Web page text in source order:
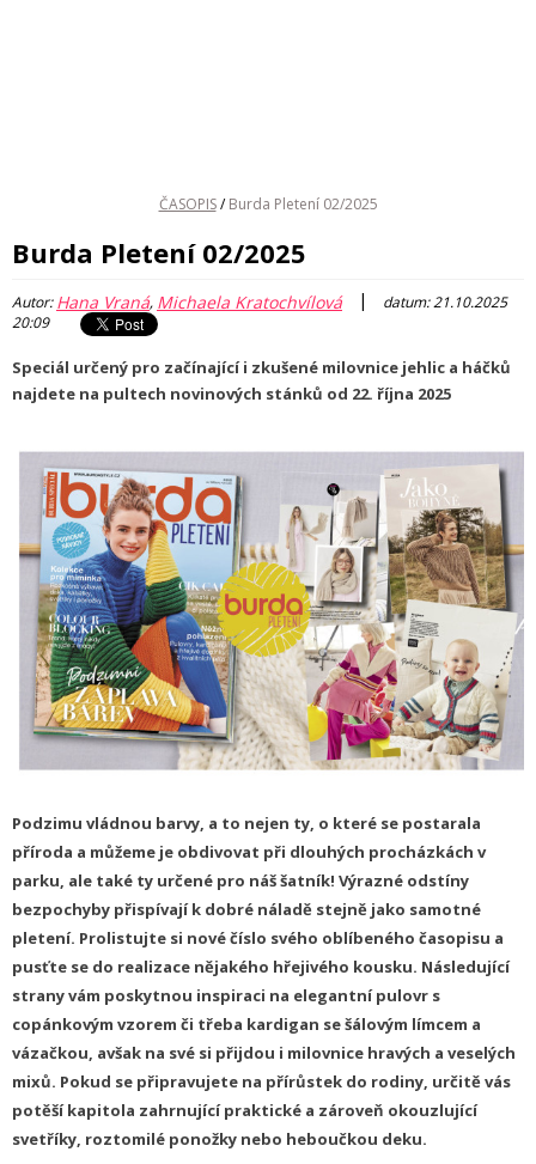
ČASOPIS / Burda Pletení 02/2025
Burda Pletení 02/2025
Autor:Hana Vraná, Michaela Kratochvílová |
datum: 21.10.2025
20:09
Speciál určený pro začínající i zkušené milovnice jehlic a háčků
najdete na pultech novinových stánků od 22. října 2025
Podzimu vládnou barvy, a to nejen ty, o které se postarala
příroda a můžeme je obdivovat při dlouhých procházkách v
parku, ale také ty určené pro náš šatník! Výrazné odstíny
bezpochyby přispívají k dobré náladě stejně jako samotné
pletení. Prolistujte si nové číslo svého oblíbeného časopisu a
pusťte se do realizace nějakého hřejivého kousku. Následující
strany vám poskytnou inspiraci na elegantní pulovr s
copánkovým vzorem či třeba kardigan se šálovým límcem a
vázačkou, avšak na své si přijdou i milovnice hravých a veselých
mixů. Pokud se připravujete na přírůstek do rodiny, určitě vás
potěší kapitola zahrnující praktické a zároveň okouzlující
svetříky, roztomilé ponožky nebo heboučkou deku.